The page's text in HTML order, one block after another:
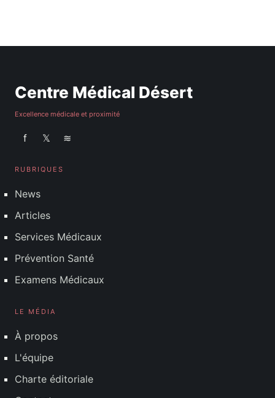
Centre Médical Désert
Excellence médicale et proximité
f 𝕏 ≋
RUBRIQUES
News
Articles
Services Médicaux
Prévention Santé
Examens Médicaux
LE MÉDIA
À propos
L'équipe
Charte éditoriale